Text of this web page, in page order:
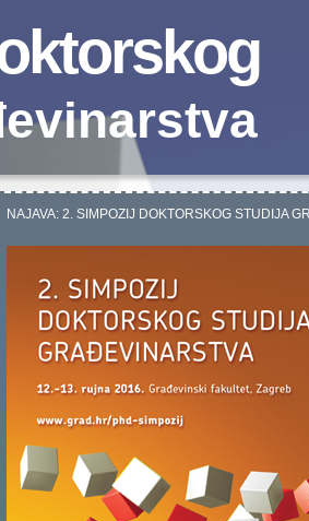
NAJAVA: 2. SIMPOZIJ DOKTORSKOG STUDIJA